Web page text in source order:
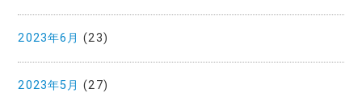
2023年6月 (23)
2023年5月 (27)